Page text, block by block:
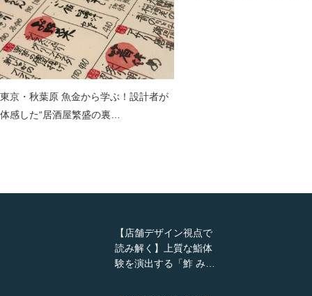
東京・秋葉原 魚金から学ぶ！設計者が
体感した“居酒屋繁盛の裏…
【店舗デザイン視点で
読み解く】上質な鮨体
験を演出する「鮓 み…